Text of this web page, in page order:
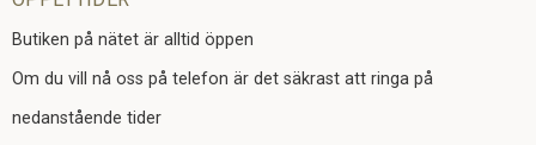
Butiken på nätet är alltid öppen
Om du vill nå oss på telefon är det säkrast att ringa på
nedanstående tider